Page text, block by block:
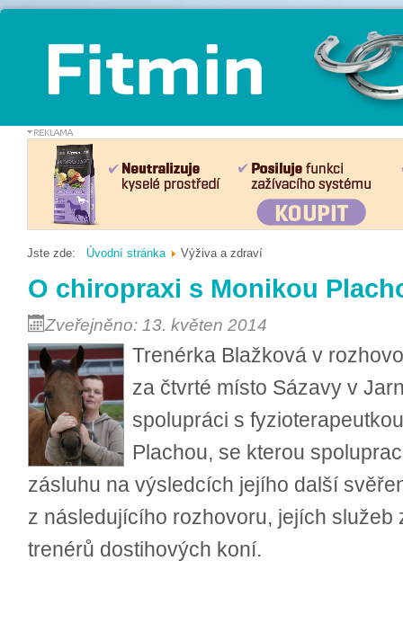
Jste zde: Úvodní stránka Výživa a zdraví
O chiropraxi s Monikou
Zveřejněno: 13. květen 2014
Trenérka Blažková v
za čtvrté místo Sázavy v
spolupráci s
Plachou, se kterou
zásluhu na výsledcích jejího další
z následujícího rozhovoru, jejích
trenérů dostihových koní.